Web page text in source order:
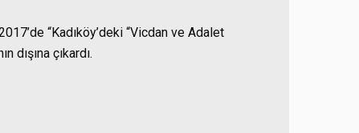
“Kadıköy’deki “Vicdan ve Adalet
dışına çıkardı.